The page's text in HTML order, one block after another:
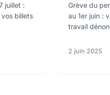
juillet :
billets
Grève du
au 1er juin :
travail
2 juin 2025